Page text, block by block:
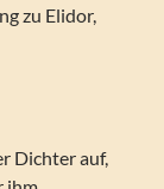
zu Elidor,
Dichter auf,